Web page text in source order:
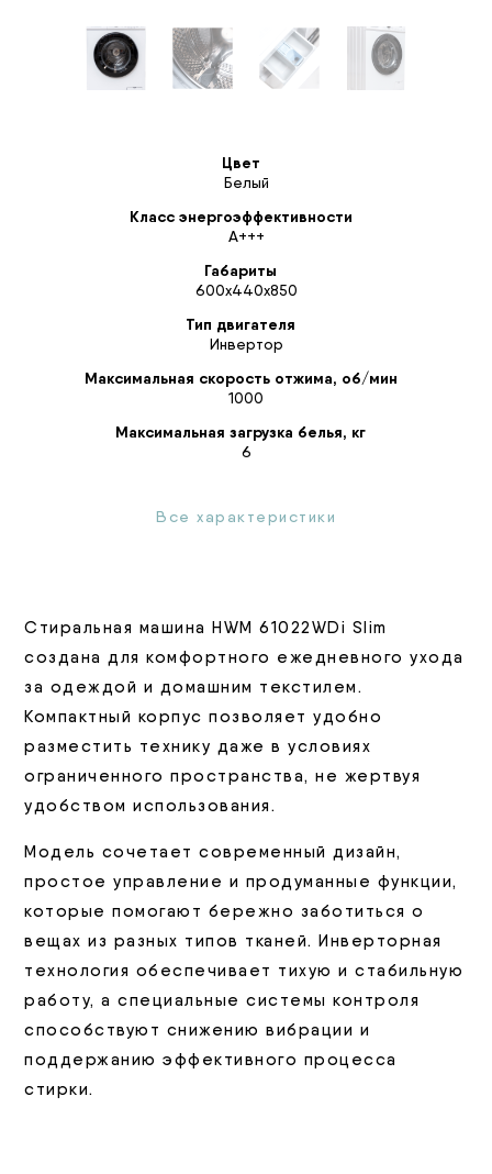
Цвет
Белый
Класс энергоэффективности
A+++
Габариты
600х440х850
Тип двигателя
Инвертор
Максимальная скорость отжима, об/мин
1000
Максимальная загрузка белья, кг
6
Все характеристики
Стиральная машина HWM 61022WDi Slim
создана для комфортного ежедневного ухода
за одеждой и домашним текстилем.
Компактный корпус позволяет удобно
разместить технику даже в условиях
ограниченного пространства, не жертвуя
удобством использования.
Модель сочетает современный дизайн,
простое управление и продуманные функции,
которые помогают бережно заботиться о
вещах из разных типов тканей. Инверторная
технология обеспечивает тихую и стабильную
работу, а специальные системы контроля
способствуют снижению вибрации и
поддержанию эффективного процесса
стирки.